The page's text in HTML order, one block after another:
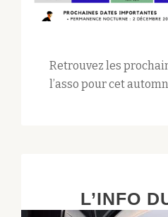
Retrouvez les
l’asso pour cet
L’INFO